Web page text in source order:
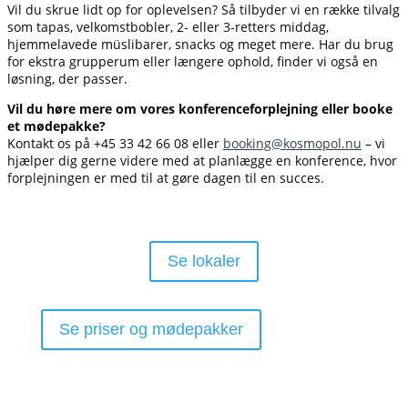
Vil du skrue lidt op for oplevelsen? Så tilbyder vi en række tilvalg
som tapas, velkomstbobler, 2- eller 3-retters middag,
hjemmelavede müslibarer, snacks og meget mere. Har du brug
for ekstra grupperum eller længere ophold, finder vi også en
løsning, der passer.
Vil du høre mere om vores konferenceforplejning eller booke
et mødepakke?
Kontakt os på +45 33 42 66 08 eller booking@kosmopol.nu – vi
hjælper dig gerne videre med at planlægge en konference, hvor
forplejningen er med til at gøre dagen til en succes.
Se lokaler
Se priser og mødepakker